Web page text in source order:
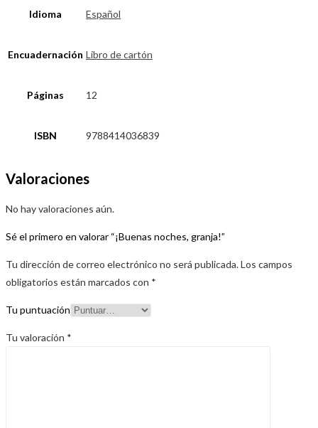
Idioma Español
Encuadernación Libro de cartón
Páginas 12
ISBN 9788414036839
Valoraciones
No hay valoraciones aún.
Sé el primero en valorar “¡Buenas noches, granja!”
Tu dirección de correo electrónico no será publicada.Los campos
obligatorios están marcados con *
Tu puntuación
Tu valoración *